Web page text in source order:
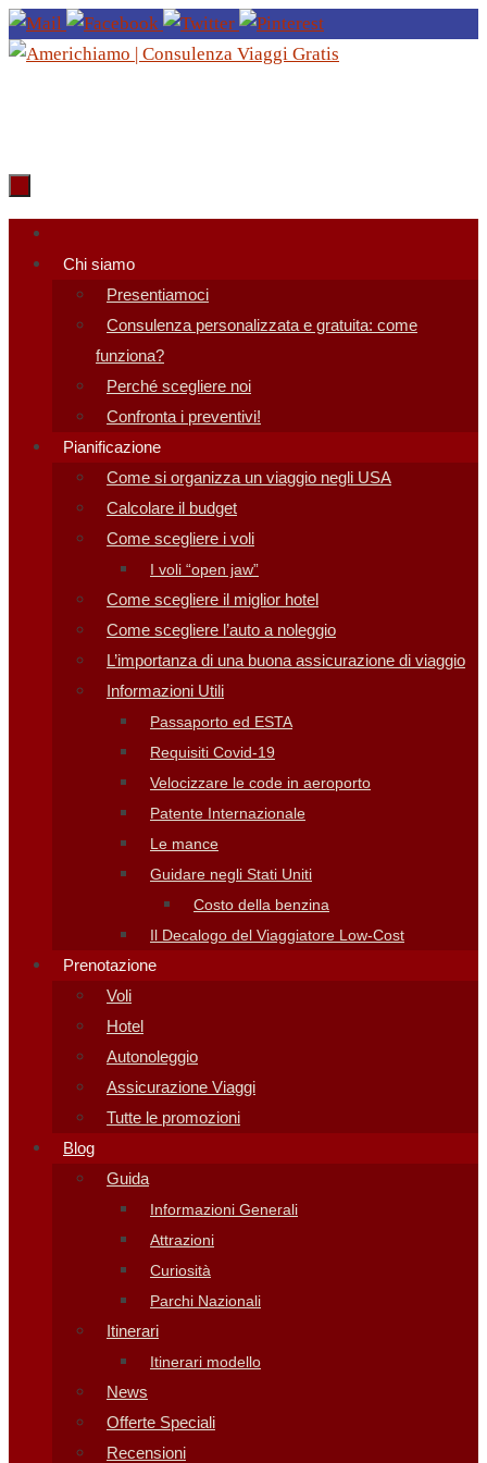
Salta
al
Salta
contenuto
Chi siamo
Presentiamoci
Consulenza personalizzata e gratuita: come
funziona?
Perché scegliere noi
Confronta i preventivi!
Pianificazione
Come si organizza un viaggio negli USA
Calcolare il budget
Come scegliere i voli
I voli “open jaw”
Come scegliere il miglior hotel
Come scegliere l’auto a noleggio
L’importanza di una buona assicurazione di viaggio
Informazioni Utili
Passaporto ed ESTA
Requisiti Covid-19
Velocizzare le code in aeroporto
Patente Internazionale
Le mance
Guidare negli Stati Uniti
Costo della benzina
Il Decalogo del Viaggiatore Low-Cost
Prenotazione
Voli
Hotel
Autonoleggio
Assicurazione Viaggi
Tutte le promozioni
Blog
Guida
Informazioni Generali
Attrazioni
Curiosità
Parchi Nazionali
Itinerari
Itinerari modello
News
Offerte Speciali
Recensioni